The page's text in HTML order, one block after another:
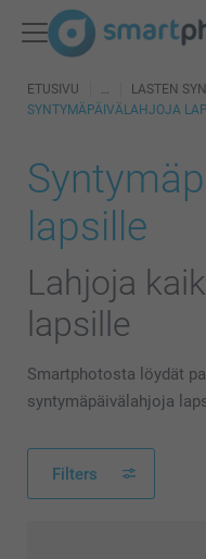
ETUSIVU
LASTEN
SYNTYMÄPÄIVÄLAHJOJA
lapsille
Lahjoja
lapsille
Smartphotosta löydät
syntymäpäivälahjoja
Filters